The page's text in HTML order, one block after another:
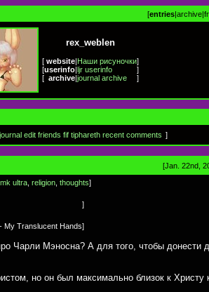
[entries|archive|
rex_weblen
[ website| Наши рисуночки]
[userinfo| ljr userinfo
]
[ archive| journal archive ]
edit friends fif tiphareth recent comments ]
[Jan. 22nd,
mk ultra religion thoughts]
]
My Translucent Hands]
Чарли Мэносна? А для того, чтобы донести
но он был максимально близок к Христу